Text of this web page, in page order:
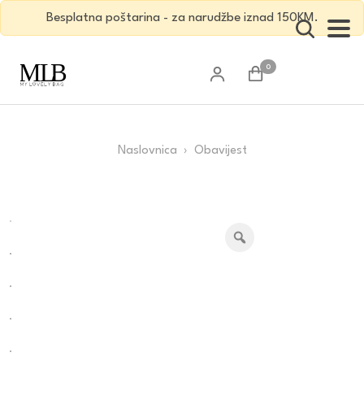
Besplatna poštarina - za narudžbe iznad 150KM.
0
Naslovnica › Obavijest